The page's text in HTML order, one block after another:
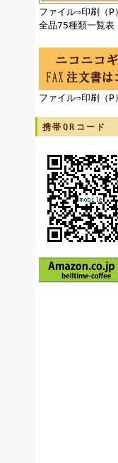
ファイル⇒印刷（P）
全品75種類一覧表
ファイル⇒印刷（P）
携帯QRコード